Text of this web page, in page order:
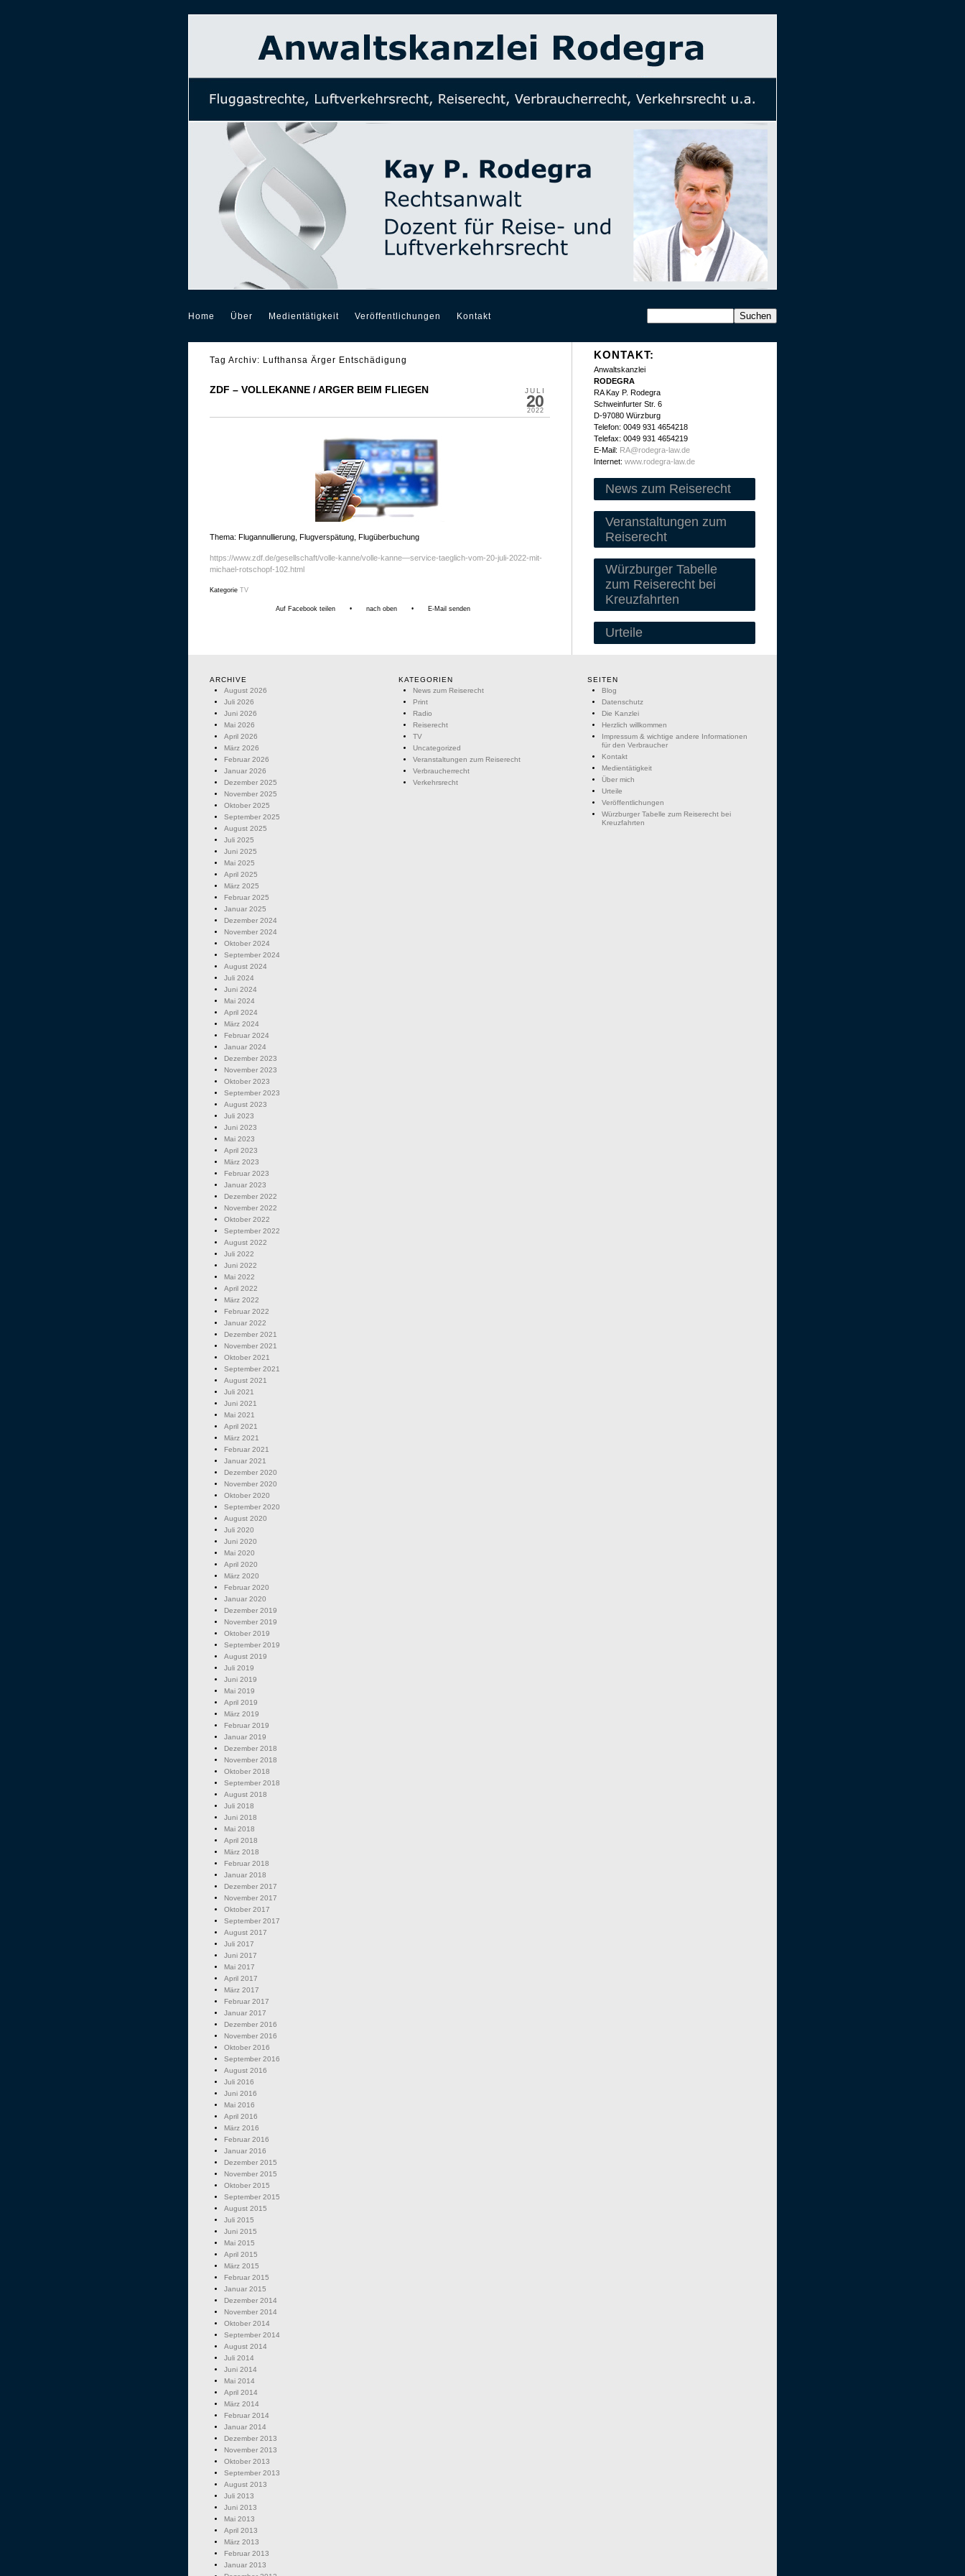
Home Über Medientätigkeit Veröffentlichungen Kontakt
Tag Archiv: Lufthansa Ärger Entschädigung
JULI
20
2022
ZDF – VOLLEKANNE / ARGER BEIM FLIEGEN
Thema: Flugannullierung, Flugverspätung, Flugüberbuchung
https://www.zdf.de/gesellschaft/volle-kanne/volle-kanne—service-taeglich-vom-20-juli-2022-mit-
michael-rotschopf-102.html
Kategorie TV
Auf Facebook teilen • nach oben • E-Mail senden
KONTAKT:
Anwaltskanzlei
RODEGRA
RA Kay P. Rodegra
Schweinfurter Str. 6
D-97080 Würzburg
Telefon: 0049 931 4654218
Telefax: 0049 931 4654219
E-Mail: RA@rodegra-law.de
Internet: www.rodegra-law.de
News zum Reiserecht
Veranstaltungen zum
Reiserecht
Würzburger Tabelle
zum Reiserecht bei
Kreuzfahrten
Urteile
ARCHIVE
August 2026
Juli 2026
Juni 2026
Mai 2026
April 2026
März 2026
Februar 2026
Januar 2026
Dezember 2025
November 2025
Oktober 2025
September 2025
August 2025
Juli 2025
Juni 2025
Mai 2025
April 2025
März 2025
Februar 2025
Januar 2025
Dezember 2024
November 2024
Oktober 2024
September 2024
August 2024
Juli 2024
Juni 2024
Mai 2024
April 2024
März 2024
Februar 2024
Januar 2024
Dezember 2023
November 2023
Oktober 2023
September 2023
August 2023
Juli 2023
Juni 2023
Mai 2023
April 2023
März 2023
Februar 2023
Januar 2023
Dezember 2022
November 2022
Oktober 2022
September 2022
August 2022
Juli 2022
Juni 2022
Mai 2022
April 2022
März 2022
Februar 2022
Januar 2022
Dezember 2021
November 2021
Oktober 2021
September 2021
August 2021
Juli 2021
Juni 2021
Mai 2021
April 2021
März 2021
Februar 2021
Januar 2021
Dezember 2020
November 2020
Oktober 2020
September 2020
August 2020
Juli 2020
Juni 2020
Mai 2020
April 2020
März 2020
Februar 2020
Januar 2020
Dezember 2019
November 2019
Oktober 2019
September 2019
August 2019
Juli 2019
Juni 2019
Mai 2019
April 2019
März 2019
Februar 2019
Januar 2019
Dezember 2018
November 2018
Oktober 2018
September 2018
August 2018
Juli 2018
Juni 2018
Mai 2018
April 2018
März 2018
Februar 2018
Januar 2018
Dezember 2017
November 2017
Oktober 2017
September 2017
August 2017
Juli 2017
Juni 2017
Mai 2017
April 2017
März 2017
Februar 2017
Januar 2017
Dezember 2016
November 2016
Oktober 2016
September 2016
August 2016
Juli 2016
Juni 2016
Mai 2016
April 2016
März 2016
Februar 2016
Januar 2016
Dezember 2015
November 2015
Oktober 2015
September 2015
August 2015
Juli 2015
Juni 2015
Mai 2015
April 2015
März 2015
Februar 2015
Januar 2015
Dezember 2014
November 2014
Oktober 2014
September 2014
August 2014
Juli 2014
Juni 2014
Mai 2014
April 2014
März 2014
Februar 2014
Januar 2014
Dezember 2013
November 2013
Oktober 2013
September 2013
August 2013
Juli 2013
Juni 2013
Mai 2013
April 2013
März 2013
Februar 2013
Januar 2013
KATEGORIEN
News zum Reiserecht
Print
Radio
Reiserecht
TV
Uncategorized
Veranstaltungen zum Reiserecht
Verbraucherrecht
Verkehrsrecht
SEITEN
Blog
Datenschutz
Die Kanzlei
Herzlich willkommen
Impressum & wichtige andere Informationen
für den Verbraucher
Kontakt
Medientätigkeit
Über mich
Urteile
Veröffentlichungen
Würzburger Tabelle zum Reiserecht bei
Kreuzfahrten